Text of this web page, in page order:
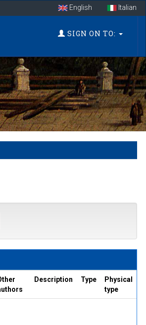
English Italian
SIGN ON TO:
Description Type
Physical
type